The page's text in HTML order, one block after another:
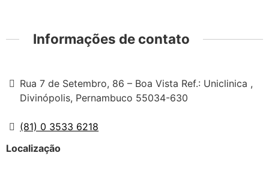
Informações de contato
Rua 7 de Setembro, 86 – Boa Vista Ref.: Uniclinica ,
Divinópolis, Pernambuco 55034-630
(81) 0 3533 6218
Localização